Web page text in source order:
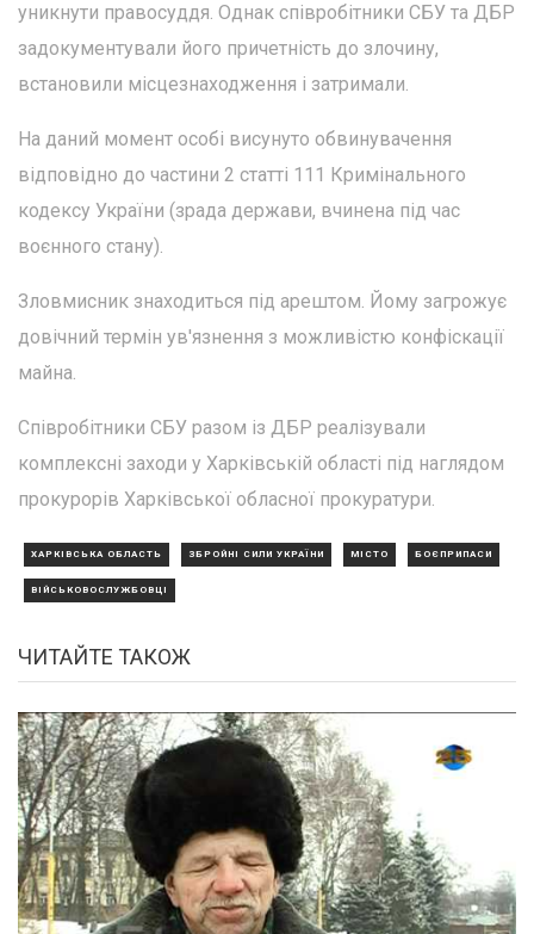
уникнути правосуддя. Однак співробітники СБУ та ДБР
задокументували його причетність до злочину,
встановили місцезнаходження і затримали.
На даний момент особі висунуто обвинувачення
відповідно до частини 2 статті 111 Кримінального
кодексу України (зрада держави, вчинена під час
воєнного стану).
Зловмисник знаходиться під арештом. Йому загрожує
довічний термін ув'язнення з можливістю конфіскації
майна.
Співробітники СБУ разом із ДБР реалізували
комплексні заходи у Харківській області під наглядом
прокурорів Харківської обласної прокуратури.
ХАРКІВСЬКА ОБЛАСТЬ ЗБРОЙНІ СИЛИ УКРАЇНИ МІСТО БОЄПРИПАСИ
ВІЙСЬКОВОСЛУЖБОВЦІ
ЧИТАЙТЕ ТАКОЖ